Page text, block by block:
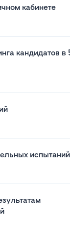
кабинете
кандидатов в
испытаний